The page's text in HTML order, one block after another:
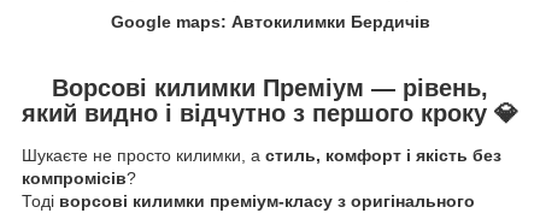
Google maps: Автокилимки Бердичів
Ворсові килимки Преміум — рівень,
який видно і відчутно з першого кроку 💎
Шукаєте не просто килимки, а стиль, комфорт і якість без
компромісів?
Тоді ворсові килимки преміум-класу з оригінального